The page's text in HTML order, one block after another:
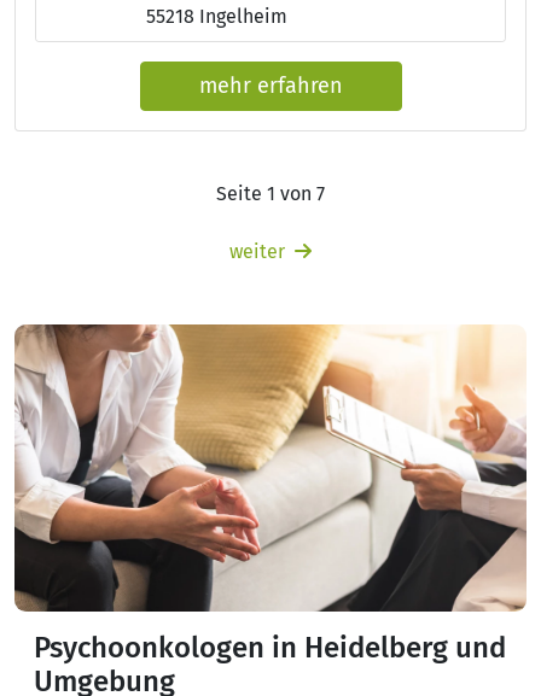
55218 Ingelheim
mehr erfahren
Seite 1 von 7
weiter
Psychoonkologen in Heidelberg und
Umgebung